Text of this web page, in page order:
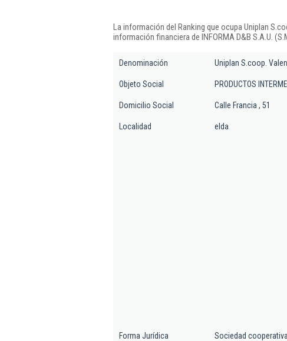
La información del Ranking que ocupa Uniplan
información financiera de INFORMA D&B S.A.U.
Denominación Uniplan S.coop.
Objeto Social PRODUCTOS
Domicilio Social Calle Francia , 51
Localidad elda
Forma Jurídica Sociedad